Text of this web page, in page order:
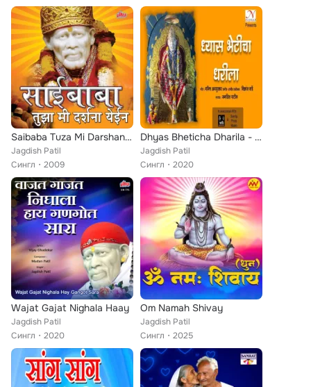
Saibaba Tuza Mi Darshana Yein
Jagdish Patil
Сингл
2009
Dhyas Bheticha Dharila - Single
Jagdish Patil
Сингл
2020
Wajat Gajat Nighala Haay
Jagdish Patil
Сингл
2020
Om Namah Shivay
Jagdish Patil
Сингл
2025